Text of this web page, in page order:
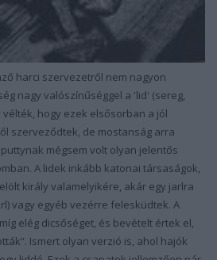
harci szervezetről nem nagyon
nagy valószínűséggel a 'lid' (sereg,
hogy ezek elsősorban a jól
szerveződtek, de mostanság arra
mégsem volt olyan jelentős
A lidek inkább katonai társaságok,
király valamelyikére, akár egy jarlra
vagy egyéb vezérre felesküdtek. A
elég dicsőséget, és bevételt értek el,
Ismert olyan verzió is, ahol hajók